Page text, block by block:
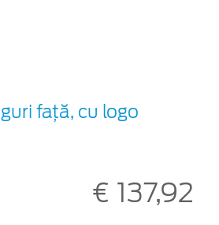
faţă, cu logo
€ 137,92